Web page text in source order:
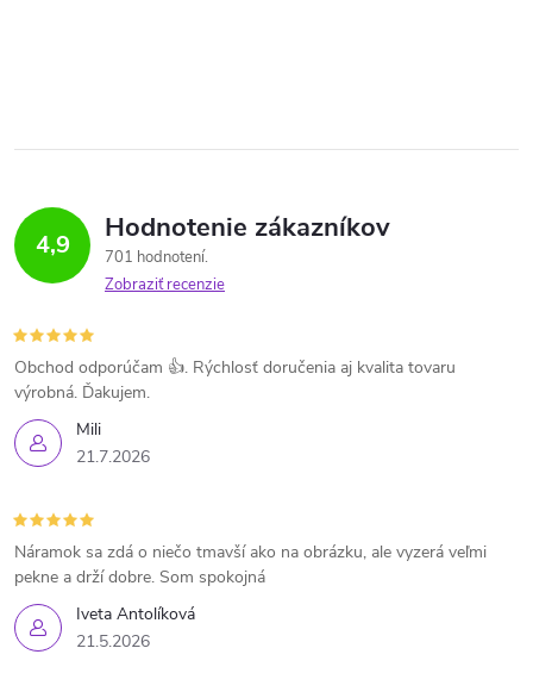
4,9 Hodnotenie zákazníkov
701 hodnotení
Zobraziť recenzie
Mili
21.7.2026
Obchod odporúčam 👍. Rýchlosť doručenia aj kvalita tovaru
výrobná. Ďakujem.
Iveta Antolíková
21.5.2026
Náramok sa zdá o niečo tmavší ako na obrázku, ale vyzerá veľmi
pekne a drží dobre. Som spokojná